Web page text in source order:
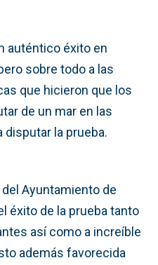
auténtico éxito en
sobre todo a las
que hicieron que los
de un mar en las
la prueba.
Ayuntamiento de
éxito de la prueba tanto
así como a increíble
además favorecida